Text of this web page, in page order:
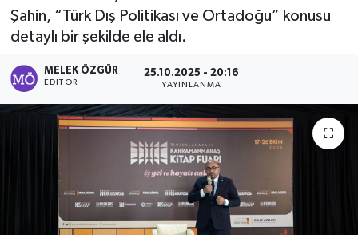
Şahin, “Türk Dış Politikası ve Ortadoğu” konusu
detaylı bir şekilde ele aldı.
MELEK ÖZGÜR
EDITÖR
25.10.2025 - 20:16
YAYINLANMA
Spor
Tarih - Kültür - Sanat - Turizm
Yaşam